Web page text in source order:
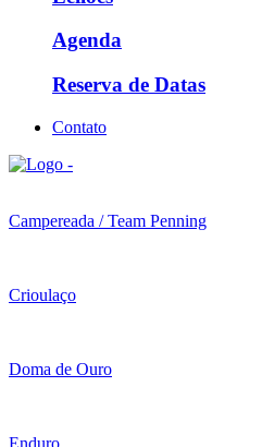
Agenda
Reserva de Datas
Contato
Campereada / Team Penning
Crioulaço
Doma de Ouro
Enduro